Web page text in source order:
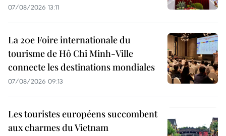
07/08/2026 13:11
La 20e Foire internationale du
tourisme de Hô Chi Minh-Ville
connecte les destinations mondiales
07/08/2026 09:13
Les touristes européens succombent
aux charmes du Vietnam